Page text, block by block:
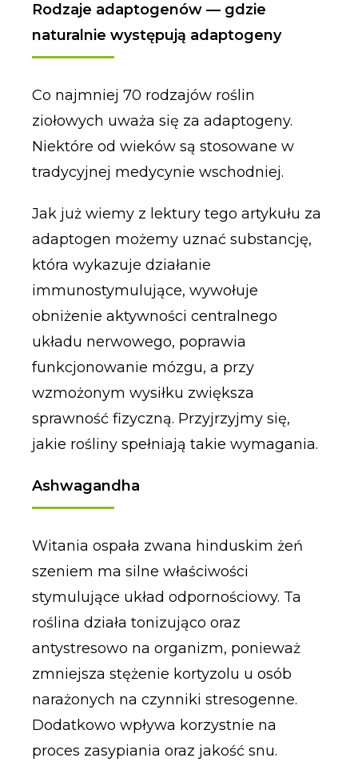
Rodzaje adaptogenów — gdzie
naturalnie występują adaptogeny
Co najmniej 70 rodzajów roślin
ziołowych uważa się za adaptogeny.
Niektóre od wieków są stosowane w
tradycyjnej medycynie wschodniej.
Jak już wiemy z lektury tego artykułu za
adaptogen możemy uznać substancję,
która wykazuje działanie
immunostymulujące, wywołuje
obniżenie aktywności centralnego
układu nerwowego, poprawia
funkcjonowanie mózgu, a przy
wzmożonym wysiłku zwiększa
sprawność fizyczną. Przyjrzyjmy się,
jakie rośliny spełniają takie wymagania.
Ashwagandha
Witania ospała zwana hinduskim żeń
szeniem ma silne właściwości
stymulujące układ odpornościowy. Ta
roślina działa tonizująco oraz
antystresowo na organizm, ponieważ
zmniejsza stężenie kortyzolu u osób
narażonych na czynniki stresogenne.
Dodatkowo wpływa korzystnie na
proces zasypiania oraz jakość snu.